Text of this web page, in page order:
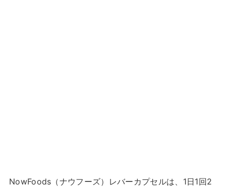
NowFoods（ナウフーズ）レバーカプセルは、1日1回2